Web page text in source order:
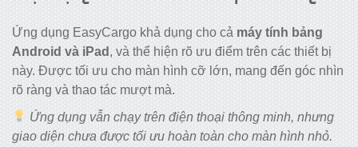
Ứng dụng EasyCargo khả dụng cho cả máy tính bảng
Android và iPad , và thể hiện rõ ưu điểm trên các thiết bị
này. Được tối ưu cho màn hình cỡ lớn, mang đến góc nhìn
rõ ràng và thao tác mượt mà.
Ứng dụng vẫn chạy trên điện thoại thông minh, nhưng
giao diện chưa được tối ưu hoàn toàn cho màn hình nhỏ.